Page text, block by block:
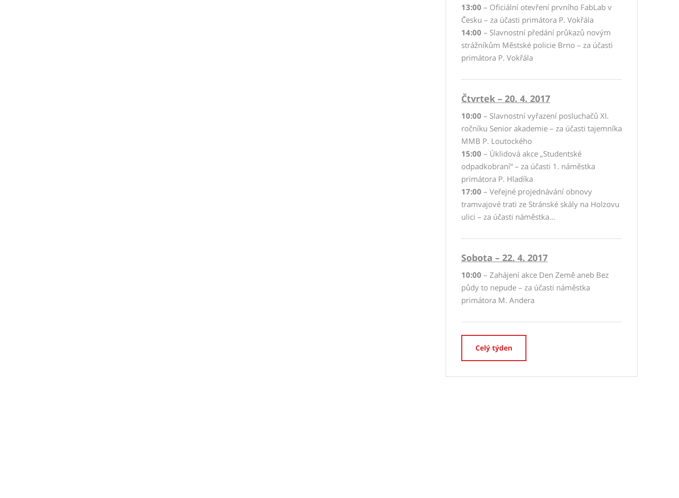
13:00 – Oficiální otevření prvního FabLab v
Česku – za účasti primátora P. Vokřála
14:00 – Slavnostní předání průkazů novým
strážníkům Městské policie Brno – za účasti
primátora P. Vokřála
Čtvrtek – 20. 4. 2017
10:00 – Slavnostní vyřazení posluchačů XI.
ročníku Senior akademie – za účasti tajemníka
MMB P. Loutockého
15:00 – Úklidová akce „Studentské
odpadkobraní“ – za účasti 1. náměstka
primátora P. Hladíka
17:00 – Veřejné projednávání obnovy
tramvajové trati ze Stránské skály na Holzovu
ulici – za účasti náměstka...
Sobota – 22. 4. 2017
10:00 – Zahájení akce Den Země aneb Bez
půdy to nepude – za účasti náměstka
primátora M. Andera
Celý týden